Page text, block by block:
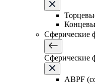
Сферические
Сферические
ABPF